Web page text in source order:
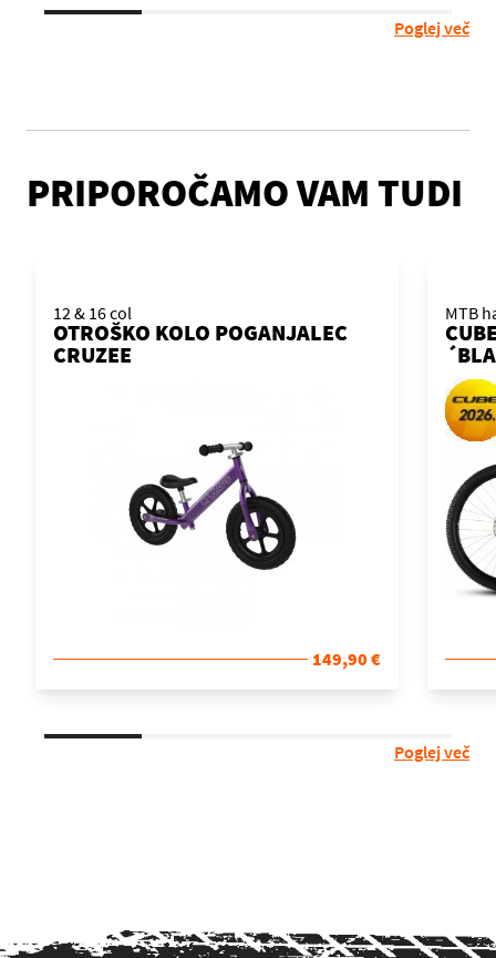
Poglej več
PRIPOROČAMO VAM TUDI
12 & 16 col
OTROŠKO KOLO POGANJALEC
CRUZEE
149,90 €
MTB
Poglej več